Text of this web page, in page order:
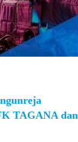
TAGANA dan